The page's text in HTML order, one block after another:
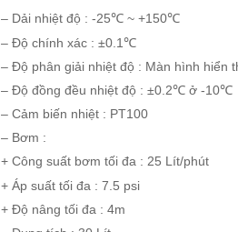
– Dải nhiệt độ : -25℃ ~ +150℃
– Độ chính xác : ±0.1℃
– Độ phân giải nhiệt độ : Màn hình
– Độ đồng đều nhiệt độ : ±0.2℃ ở -10℃
– Cảm biến nhiệt : PT100
– Bơm :
+ Công suất bơm tối đa : 25 Lít/phút
+ Áp suất tối đa : 7.5 psi
+ Độ nâng tối đa : 4m